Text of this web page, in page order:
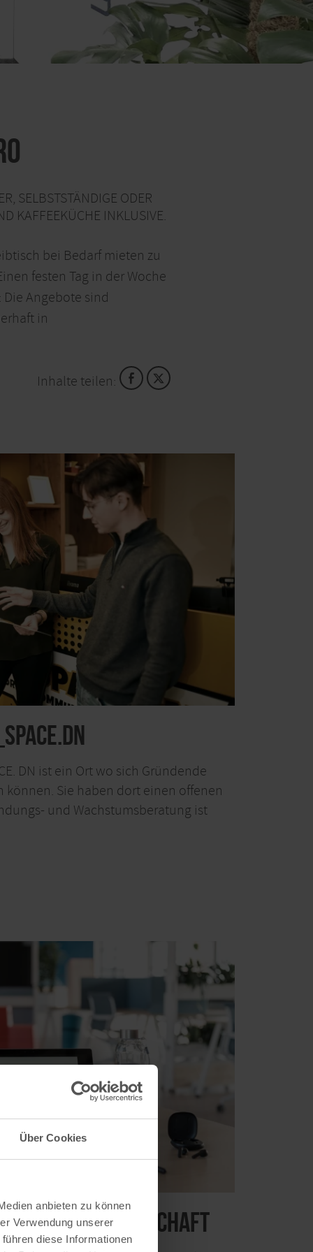
Über Cookies
anbieten zu können
Verwendung unserer
diese Informationen
SELBSTSTÄNDIGE ODER
KAFFEEKÜCHE INKLUSIVE.
bei Bedarf mieten zu
festen Tag in der Woche
Angebote sind
in
Inhalte teilen:
DN ist ein Ort wo sich Gründende
können. Sie haben dort einen offenen
und Wachstumsberatung ist
Wirtschaft